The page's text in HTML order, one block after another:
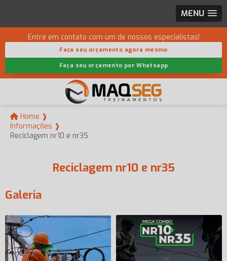
MENU
Entre em contato com um de nossos especialistas!
Faça seu orçamento agora mesmo
Faça seu orçamento por Whatsapp
Home ❱
Informações ❱
Reciclagem nr10 e nr35
Reciclagem nr10 e nr35
Galeria